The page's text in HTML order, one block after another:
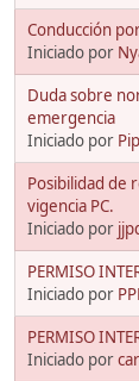
Conducción
Iniciado por
Duda sobre
emergencia
Iniciado por
Posibilidad de
vigencia PC.
Iniciado por
PERMISO
Iniciado por
PERMISO
Iniciado por